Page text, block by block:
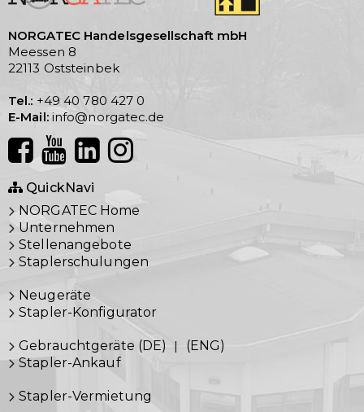
NORGATEC Handelsgesellschaft mbH
Meessen 8
22113 Oststeinbek
Tel.: +49 40 780 427 0
E-Mail: info@norgatec.de
QuickNavi
NORGATEC Home
Unternehmen
Stellenangebote
Staplerschulungen
Neugeräte
Stapler-Konfigurator
Gebrauchtgeräte (DE) |
(ENG)
Stapler-Ankauf
Stapler-Vermietung